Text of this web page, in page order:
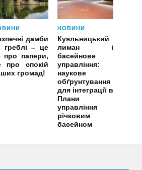
дамби
греблі – це
про папери,
про спокій
громад!
НОВИНИ
Куяльницький
лиман і
басейнове
управління:
наукове
обґрунтування
для інтеграції в
Плани
управління
річковим
басейном